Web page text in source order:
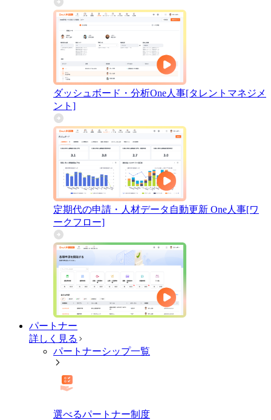
ダッシュボード・分析One人事[タレントマネジメ
ント]
定期代の申請・人材データ自動更新 One人事[ワ
ークフロー]
パートナー
詳しく見る
パートナーシップ一覧
選べるパートナー制度